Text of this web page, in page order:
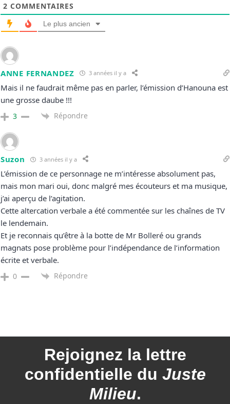
2 COMMENTAIRES
Le plus ancien
ANNE FERNANDEZ 3 années il y a
Mais il ne faudrait même pas en parler, l’émission d’Hanouna est
une grosse daube !!!
3 Répondre
Suzon 3 années il y a
L’émission de ce personnage ne m’intéresse absolument pas,
mais mon mari oui, donc malgré mes écouteurs et ma musique,
j’ai aperçu de l’agitation.
Cette altercation verbale a été commentée sur les chaînes de TV
le lendemain.
Et je reconnais qu’être à la botte de Mr Bolleré ou grands
magnats pose problème pour l’indépendance de l’information
écrite et verbale.
0 Répondre
Rejoignez la lettre
confidentielle du Juste
Milieu.